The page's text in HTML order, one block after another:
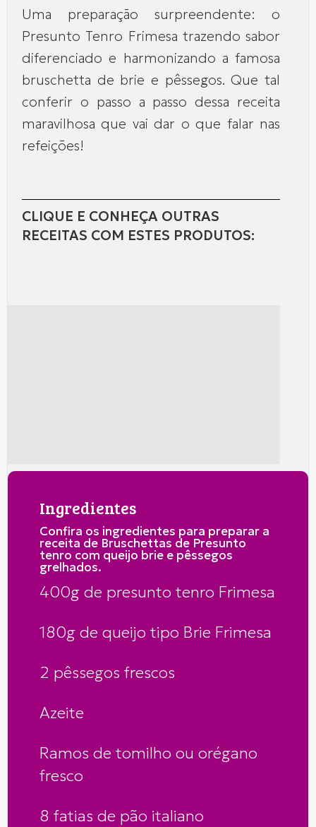
Uma preparação surpreendente: o
Presunto Tenro Frimesa trazendo sabor
diferenciado e harmonizando a famosa
bruschetta de brie e pêssegos. Que tal
conferir o passo a passo dessa receita
maravilhosa que vai dar o que falar nas
refeições!
CLIQUE E CONHEÇA OUTRAS
RECEITAS COM ESTES PRODUTOS:
Ingredientes
Confira os ingredientes para preparar a
receita de Bruschettas de Presunto
tenro com queijo brie e pêssegos
grelhados.
400g de presunto tenro Frimesa
180g de queijo tipo Brie Frimesa
2 pêssegos frescos
Azeite
Ramos de tomilho ou orégano
fresco
8 fatias de pão italiano